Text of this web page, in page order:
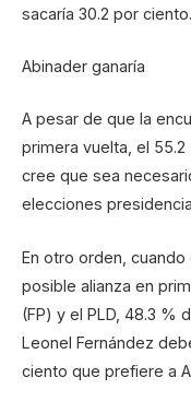
sacaría 30.2 por ciento.
Abinader ganaría
A pesar de que la
primera vuelta, el
cree que sea
elecciones
En otro orden,
posible alianza en
(FP) y el PLD, 48.3 %
Leonel Fernández
ciento que prefiere a